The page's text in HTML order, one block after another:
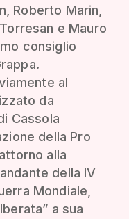
Roberto Marin,
e Mauro
consiglio
al
da
Cassola
della Pro
alla
della IV
Mondiale,
a sua